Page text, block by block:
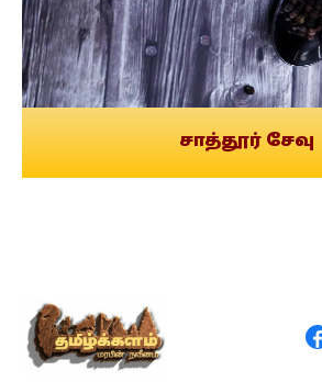
சாத்தூர் சேவு